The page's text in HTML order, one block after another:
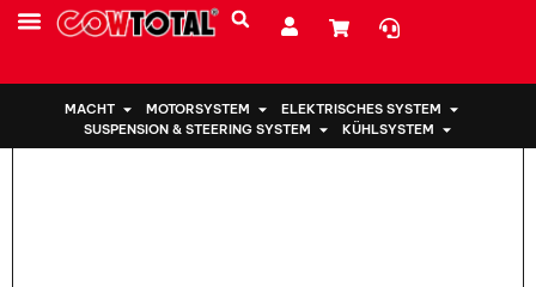
MACHT MOTORSYSTEM
ELEKTRISCHES SYSTEM
SUSPENSION & STEERING SYSTEM
KÜHLSYSTEM
Heim > Motorhalterung 50890-SNG-982 für Honda